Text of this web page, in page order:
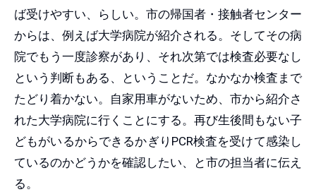
ば受けやすい、らしい。市の帰国者・接触者センター
からは、例えば大学病院が紹介される。そしてその病
院でもう一度診察があり、それ次第では検査必要なし
という判断もある、ということだ。なかなか検査まで
たどり着かない。自家用車がないため、市から紹介さ
れた大学病院に行くことにする。再び生後間もない子
どもがいるからできるかぎりPCR検査を受けて感染し
ているのかどうかを確認したい、と市の担当者に伝え
る。